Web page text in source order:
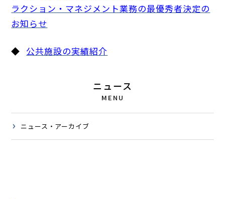
ラクション・マネジメント業務の最優秀者決定の
お知らせ
◆ 公共施設の実績紹介
ニュース
MENU
ニュース・アーカイブ